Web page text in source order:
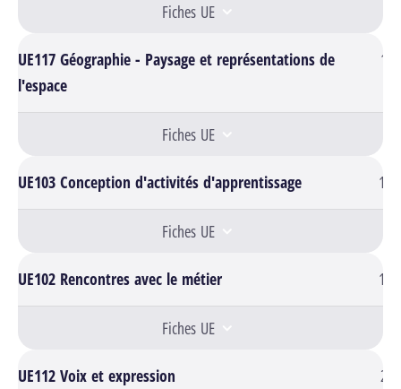
Fiches UE
UE117 Géographie - Paysage et représentations de
l'espace
1
Fiches UE
UE103 Conception d'activités d'apprentissage 11
Fiches UE
UE102 Rencontres avec le métier 13
Fiches UE
UE112 Voix et expression 2